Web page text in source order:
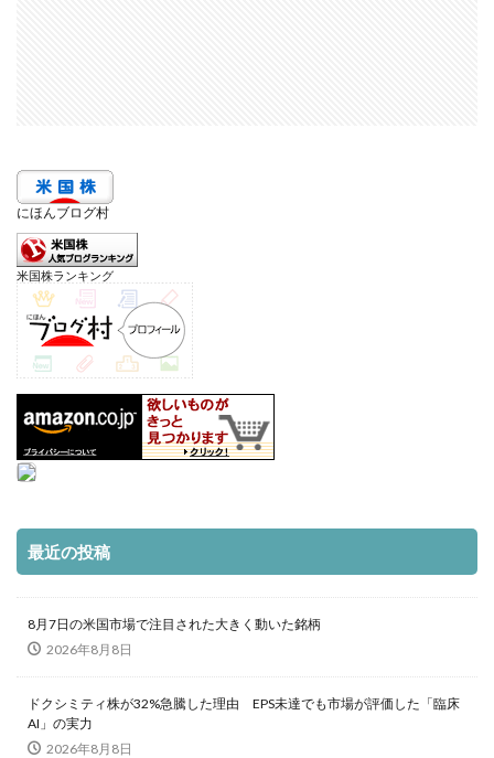
にほんブログ村
米国株ランキング
最近の投稿
8月7日の米国市場で注目された大きく動いた銘柄
2026年8月8日
ドクシミティ株が32%急騰した理由 EPS未達でも市場が評価した「臨床
AI」の実力
2026年8月8日